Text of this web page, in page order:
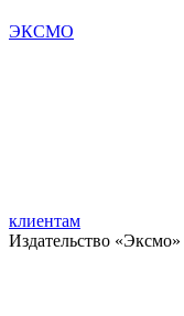
ЭКСМО
клиентам
Издательство «Эксмо»